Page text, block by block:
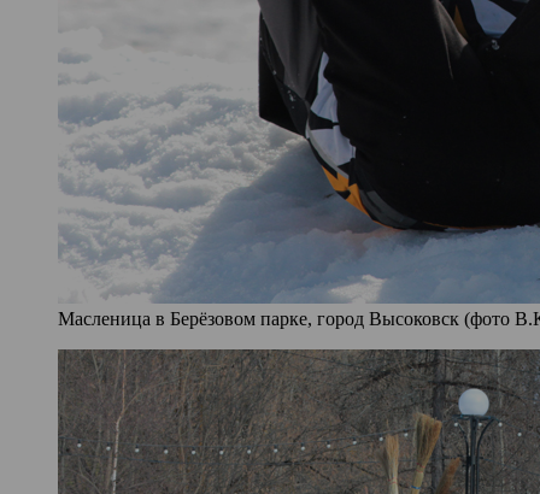
Масленица в Берёзовом парке, город Высоковск (фото